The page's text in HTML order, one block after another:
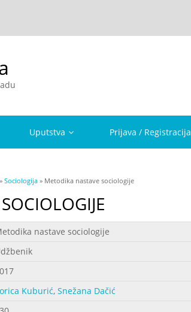
Uputstva Prijava / Registracija
» Sociologija » Metodika nastave sociologije
nastave sociologije
Kuburić, Snežana Dačić